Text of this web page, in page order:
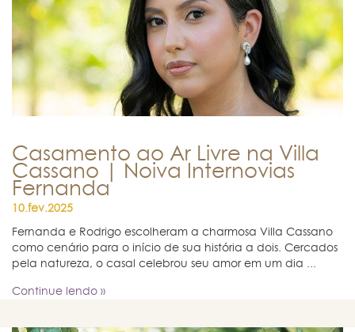
Casamento ao Ar Livre na Villa
Cassano | Noiva Internovias
Fernanda
10.fev.2025
Fernanda e Rodrigo escolheram a charmosa Villa Cassano
como cenário para o início de sua história a dois. Cercados
pela natureza, o casal celebrou seu amor em um dia ...
Continue lendo »